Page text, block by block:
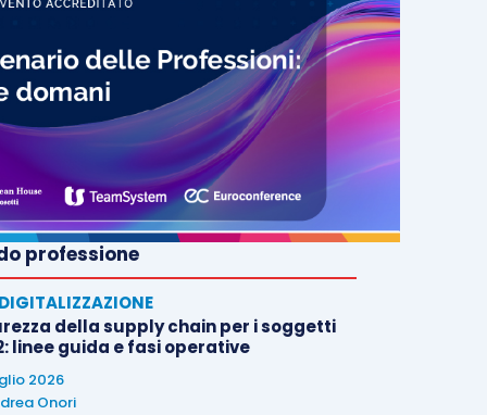
professione
della supply chain per i soggetti
linee guida e fasi operative
2026
Onori